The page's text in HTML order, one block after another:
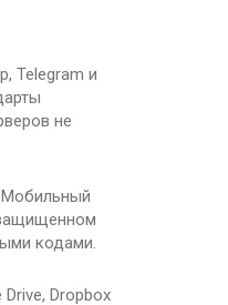
Telegram и
не
Мобильный
кодами.
Dropbox